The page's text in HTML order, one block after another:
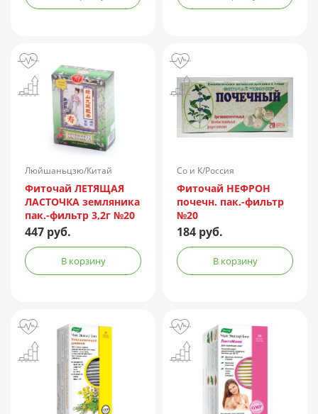
Люйшаньцзю/Китай
Фиточай ЛЕТЯЩАЯ
ЛАСТОЧКА земляника
пак.-фильтр 3,2г №20
447 руб.
В корзину
Со и К/Россия
Фиточай НЕФРОН
почечн. пак.-фильтр
№20
184 руб.
В корзину